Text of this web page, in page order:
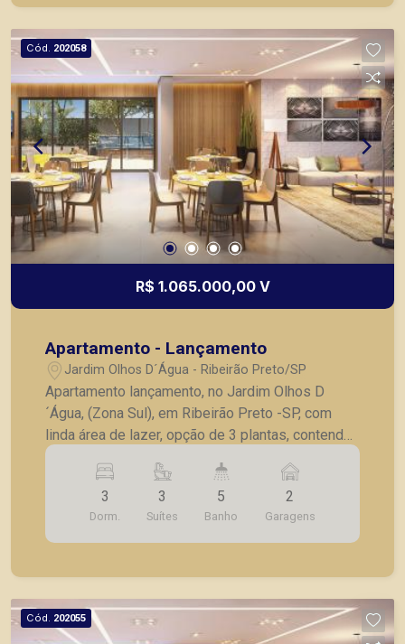
Cód. 202058
R$ 1.065.000,00 V
Apartamento - Lançamento
Jardim Olhos D´Água - Ribeirão Preto/SP
Apartamento lançamento, no Jardim Olhos D
´Água, (Zona Sul), em Ribeirão Preto -SP, com
linda área de lazer, opção de 3 plantas, contendo:
- 3 suítes; - Sala 2 ambientes; - Lavabo; -
Cozinha; - Lavanderia; - Varanda gourmet; - Laje
técnica; - 2 vagas de garagem. - Fotos do
decorado. * Entrega prevista para Fevereiro de
2024. * Consultar valores atualizados e unidades
3
Dorm.
3
Suítes
5
Banho
2
Garagens
Cód. 202055